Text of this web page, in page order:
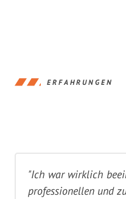
ERFAHRUNGEN
"Ich war wirklich
professionellen und